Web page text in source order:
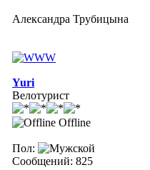
Александра Трубицына
Yuri
Велотурист
Offline
Пол:
Сообщений: 825